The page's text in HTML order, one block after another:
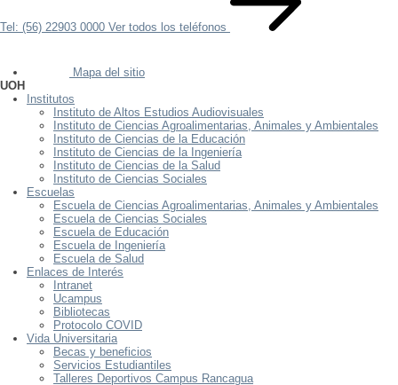
Tel: (56) 22903 0000 Ver todos los teléfonos
Mapa del sitio
UOH
Institutos
Instituto de Altos Estudios Audiovisuales
Instituto de Ciencias Agroalimentarias, Animales y Ambientales
Instituto de Ciencias de la Educación
Instituto de Ciencias de la Ingeniería
Instituto de Ciencias de la Salud
Instituto de Ciencias Sociales
Escuelas
Escuela de Ciencias Agroalimentarias, Animales y Ambientales
Escuela de Ciencias Sociales
Escuela de Educación
Escuela de Ingeniería
Escuela de Salud
Enlaces de Interés
Intranet
Ucampus
Bibliotecas
Protocolo COVID
Vida Universitaria
Becas y beneficios
Servicios Estudiantiles
Talleres Deportivos Campus Rancagua